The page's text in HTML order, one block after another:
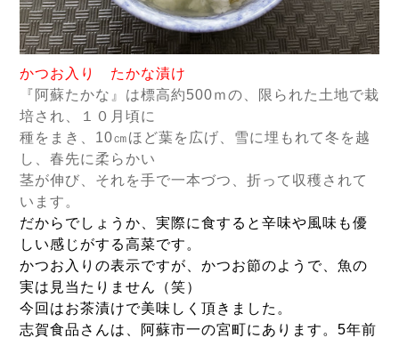
かつお入り たかな漬け
『 阿蘇たかな 』は標高約500ｍの、限られた土地で栽
培され、１０月頃に
種をまき、10㎝ほど葉を広げ、雪に埋もれて冬を越
し、春先に柔らかい
茎が伸び、それを手で一本づつ、折って収穫されて
います。
だからでしょうか、実際に食すると辛味や風味も優
しい感じがする高菜です。
かつお入りの表示ですが、かつお節のようで、魚の
実は見当たりません（笑）
今回はお茶漬けで美味しく頂きました。
志賀食品さんは、阿蘇市一の宮町にあります。5年前